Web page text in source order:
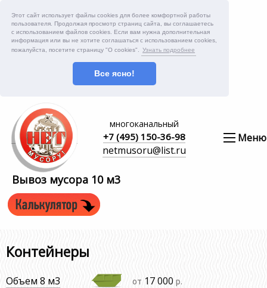
Этот сайт использует файлы cookies для более комфортной работы
пользователя. Продолжая просмотр страниц сайта, вы соглашаетесь
с использованием файлов cookies. Если вам нужна дополнительная
информация или вы не хотите соглашаться с использованием cookies,
пожалуйста, посетите страницу "О cookies".
Узнать подробнее
Все ясно!
многоканальный
+7 (495) 150-36-98
netmusoru@list.ru
Меню
Вывоз мусора 10 м3
Контейнеры
Объем 8 м3 от 17 000р.